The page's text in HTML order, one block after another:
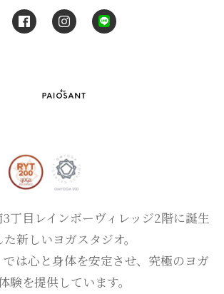
丁目レインボーヴィレッジ2階に誕生
た新しいヨガスタジオ。
では心と身体を安定させ、究極のヨガ
験を提供しています。